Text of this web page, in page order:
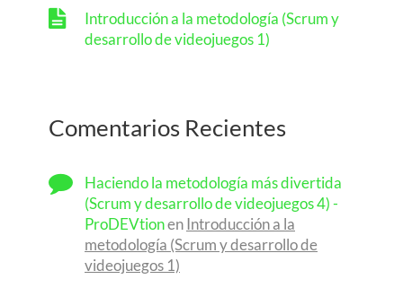
Introducción a la metodología (Scrum y
desarrollo de videojuegos 1)
Comentarios Recientes
Haciendo la metodología más divertida
(Scrum y desarrollo de videojuegos 4) -
ProDEVtionenIntroducción a la
metodología (Scrum y desarrollo de
videojuegos 1)